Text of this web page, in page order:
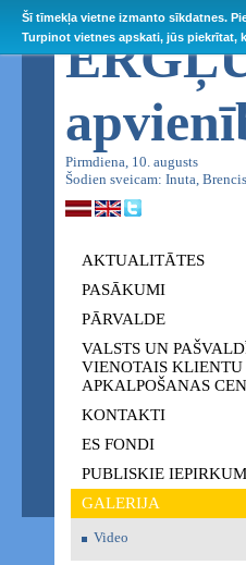
Šī tīmekļa vietne izmanto sīkdatnes.
Turpinot vietnes apskati, jūs piekrītat,
Pirmdiena, 10. augusts
Šodien sveicam: Inuta,
AKTUALITĀTES
PASĀKUMI
PĀRVALDE
VALSTS UN
VIENOTAIS KLIENTU
APKALPOŠANAS
KONTAKTI
ES FONDI
PUBLISKIE
GALERIJA
Video